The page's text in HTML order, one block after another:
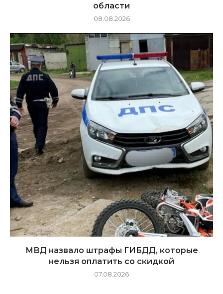
области
08.08.2026
МВД назвало штрафы ГИБДД, которые
нельзя оплатить со скидкой
07.08.2026